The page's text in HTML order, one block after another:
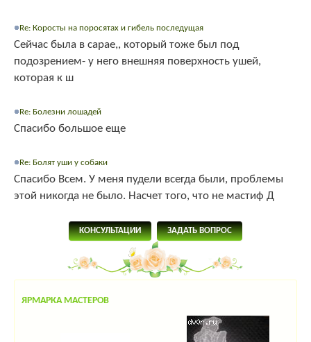
Re: Коросты на поросятах и гибель последущая
Сейчас была в сарае,, который тоже был под
подозрением- у него внешняя поверхность ушей,
которая к ш
Re: Болезни лошадей
Спасибо большое еще
Re: Болят уши у собаки
Спасибо Всем. У меня пудели всегда были, проблемы
этой никогда не было. Насчет того, что не мастиф Д
КОНСУЛЬТАЦИИ ЗАДАТЬ ВОПРОС
ЯРМАРКА МАСТЕРОВ